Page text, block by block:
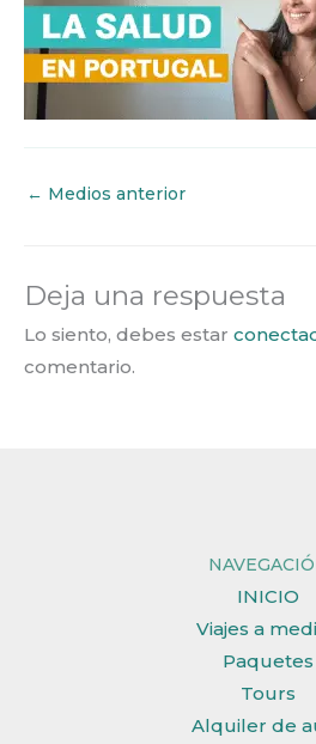
← Medios anterior
Deja una respuesta
Lo siento, debes estar
comentario.
INICIO
Viajes a
Paquetes
Tours
Alquiler de